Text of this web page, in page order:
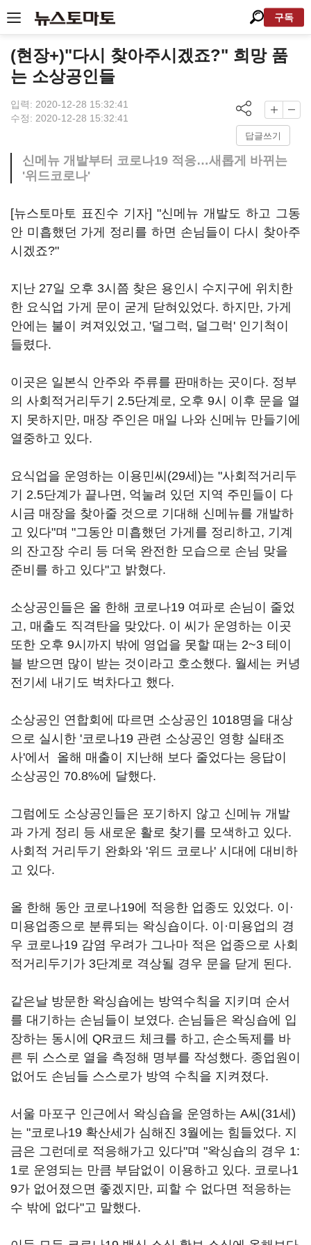
구독
(현장+)"다시 찾아주시겠죠?" 희망 품
는 소상공인들
입력: 2020-12-28 15:32:41
수정: 2020-12-28 15:32:41
답글쓰기
신메뉴 개발부터 코로나19 적응…새롭게 바뀌는
'위드코로나'
[뉴스토마토 표진수 기자] "신메뉴 개발도 하고 그동
안 미흡했던 가게 정리를 하면 손님들이 다시 찾아주
시겠죠?"
지난 27일 오후 3시쯤 찾은 용인시 수지구에 위치한
한 요식업 가게 문이 굳게 닫혀있었다. 하지만, 가게
안에는 불이 켜져있었고, '덜그럭, 덜그럭' 인기척이
들렸다.
이곳은 일본식 안주와 주류를 판매하는 곳이다. 정부
의 사회적거리두기 2.5단계로, 오후 9시 이후 문을 열
지 못하지만, 매장 주인은 매일 나와 신메뉴 만들기에
열중하고 있다.
요식업을 운영하는 이용민씨(29세)는 "사회적거리두
기 2.5단계가 끝나면, 억눌려 있던 지역 주민들이 다
시금 매장을 찾아줄 것으로 기대해 신메뉴를 개발하
고 있다"며 "그동안 미흡했던 가게를 정리하고, 기계
의 잔고장 수리 등 더욱 완전한 모습으로 손님 맞을
준비를 하고 있다"고 밝혔다.
소상공인들은 올 한해 코로나19 여파로 손님이 줄었
고, 매출도 직격탄을 맞았다. 이 씨가 운영하는 이곳
또한 오후 9시까지 밖에 영업을 못할 때는 2~3 테이
블 받으면 많이 받는 것이라고 호소했다. 월세는 커녕
전기세 내기도 벅차다고 했다.
소상공인 연합회에 따르면 소상공인 1018명을 대상
으로 실시한 '코로나19 관련 소상공인 영향 실태조
사'에서 올해 매출이 지난해 보다 줄었다는 응답이
소상공인 70.8%에 달했다.
그럼에도 소상공인들은 포기하지 않고 신메뉴 개발
과 가게 정리 등 새로운 활로 찾기를 모색하고 있다.
사회적 거리두기 완화와 '위드 코로나' 시대에 대비하
고 있다.
올 한해 동안 코로나19에 적응한 업종도 있었다. 이·
미용업종으로 분류되는 왁싱숍이다. 이·미용업의 경
우 코로나19 감염 우려가 그나마 적은 업종으로 사회
적거리두기가 3단계로 격상될 경우 문을 닫게 된다.
같은날 방문한 왁싱숍에는 방역수칙을 지키며 순서
를 대기하는 손님들이 보였다. 손님들은 왁싱숍에 입
장하는 동시에 QR코드 체크를 하고, 손소독제를 바
른 뒤 스스로 열을 측정해 명부를 작성했다. 종업원이
없어도 손님들 스스로가 방역 수칙을 지켜졌다.
서울 마포구 인근에서 왁싱숍을 운영하는 A씨(31세)
는 "코로나19 확산세가 심해진 3월에는 힘들었다. 지
금은 그런데로 적응해가고 있다"며 "왁싱숍의 경우 1:
1로 운영되는 만큼 부담없이 이용하고 있다. 코로나1
9가 없어졌으면 좋겠지만, 피할 수 없다면 적응하는
수 밖에 없다"고 말했다.